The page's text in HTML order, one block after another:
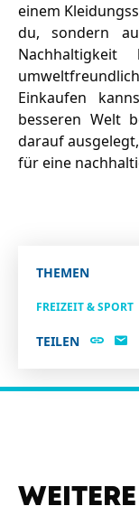
einem
du, sondern
Einkaufen
besseren Welt
darauf
für eine
THEMEN
FREIZEIT & SPORT
TEILEN